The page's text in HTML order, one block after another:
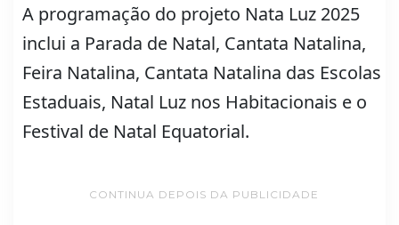
A programação do projeto Nata Luz 2025
inclui a Parada de Natal, Cantata Natalina,
Feira Natalina, Cantata Natalina das Escolas
Estaduais, Natal Luz nos Habitacionais e o
Festival de Natal Equatorial.
CONTINUA DEPOIS DA PUBLICIDADE